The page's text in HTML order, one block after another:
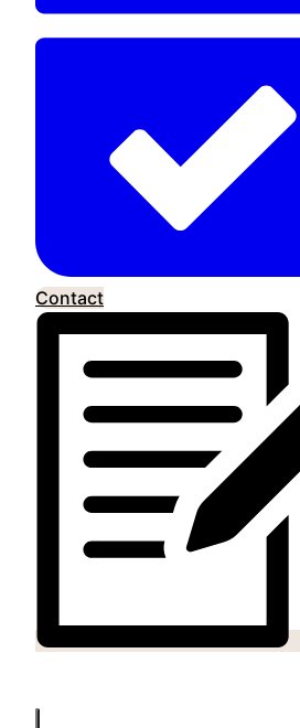
Contact